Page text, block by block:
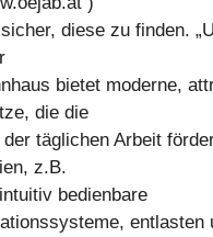
diese zu finden.
bietet moderne,
die die
der täglichen Arbeit
z.B.
bedienbare
entlasten